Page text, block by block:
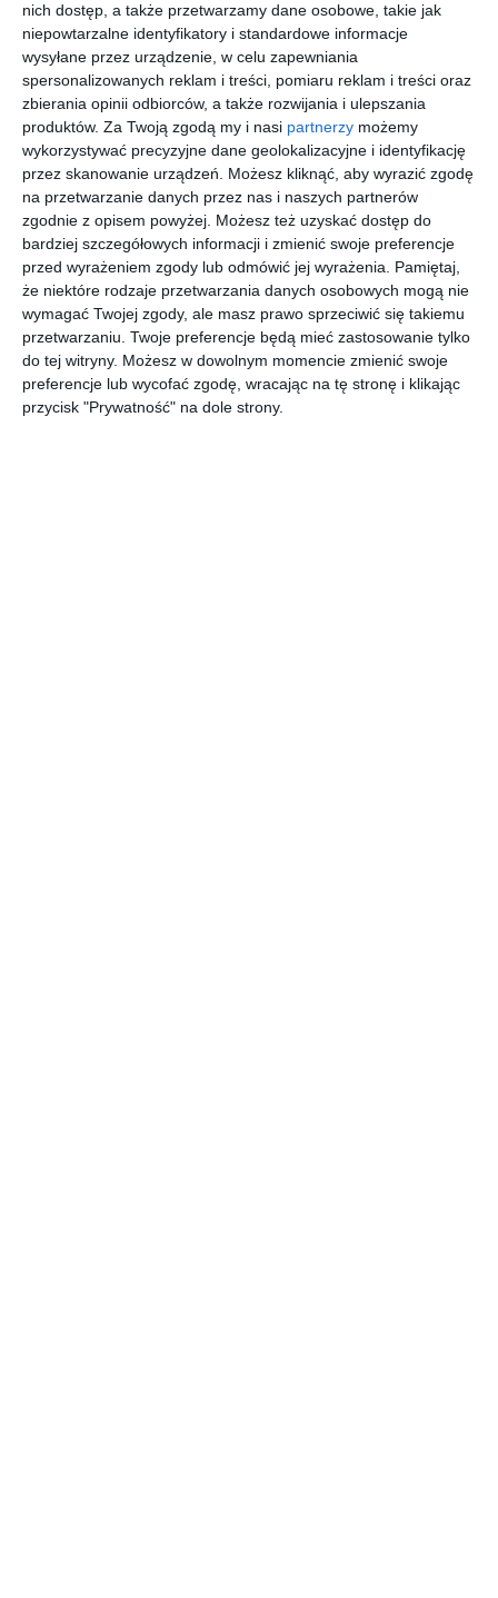
nich dostęp, a także przetwarzamy dane osobowe, takie jak
niepowtarzalne identyfikatory i standardowe informacje
wysyłane przez urządzenie, w celu zapewniania
spersonalizowanych reklam i treści, pomiaru reklam i treści oraz
zbierania opinii odbiorców, a także rozwijania i ulepszania
produktów. Za Twoją zgodą my i nasi partnerzy możemy
wykorzystywać precyzyjne dane geolokalizacyjne i identyfikację
przez skanowanie urządzeń. Możesz kliknąć, aby wyrazić zgodę
na przetwarzanie danych przez nas i naszych partnerów
zgodnie z opisem powyżej. Możesz też uzyskać dostęp do
bardziej szczegółowych informacji i zmienić swoje preferencje
przed wyrażeniem zgody lub odmówić jej wyrażenia.
Pamiętaj,
że niektóre rodzaje przetwarzania danych osobowych mogą nie
wymagać Twojej zgody, ale masz prawo sprzeciwić się takiemu
przetwarzaniu. Twoje preferencje będą mieć zastosowanie tylko
do tej witryny. Możesz w dowolnym momencie zmienić swoje
preferencje lub wycofać zgodę, wracając na tę stronę i klikając
przycisk "Prywatność" na dole strony.
INSPIRACJA
Długi, wąski przedpokój z
współczesna sztuką
Projekt długiego, wąskiego przedpokój z współczesną
sztuką
AUTOR: Anna Romik Architektura Wnętrz